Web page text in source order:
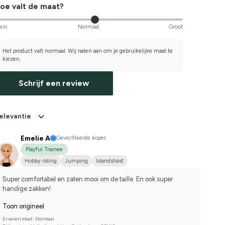
valt de maat?
Normaal Groot
Het product valt normaal. Wij raden aan om je gebruikelijke maat te
kiezen.
Schrijf een review
Emelie A
Geverifieerde koper
Playful Trainee
Hobby riding
Jumping Islandshäst
Super comfortabel en zaten mooi om de taille. En ook super
handige zakken!
Toon origineel
Ervaren maat: Normaal